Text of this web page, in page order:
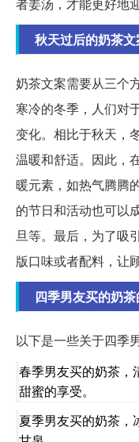
者姜汤，才能更好地
秋天过后的奶茶
奶茶文案需要从三个
寒冷的冬季，人们对
变化。相比于秋天，
温暖和舒适。因此，
暖元素，如热气腾腾
的节日和活动也可以
旦等。最后，为了吸
版口味或者配料，让
四季男友买的奶
以下是一些关于四季
春季男友买的奶茶，
甜蜜的享受。
夏季男友买的奶茶，